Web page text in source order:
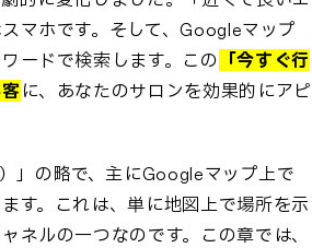
マホです。そして、Googleマップ
ードで検索します。この 「今すぐ行
に、あなたのサロンを効果的にアピ
」の略で、主にGoogleマップ上で
す。これは、単に地図上で場所を示
ネルの一つなのです。この章では、